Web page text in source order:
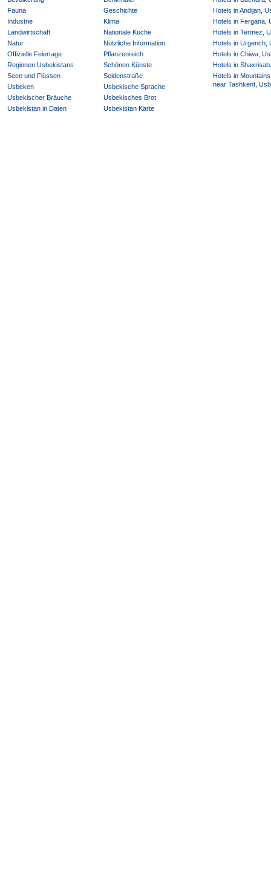
Fauna
Geschichte
Industrie
Klima
Landwirtschaft
Nationale Küche
Natur
Nützliche Information
Offizielle Feiertage
Pflanzenreich
Regionen Usbekistans
Schönen Künste
Seen und Flüssen
Seidenstraße
Usbeken
Usbekische Sprache
Usbekischer Bräuche
Usbekisches Brot
Usbekistan in Daten
Usbekistan Karte
Hotels in Andijan,
Hotels in Fergana,
Hotels in Termez,
Hotels in Urgench,
Hotels in Chiwa,
Hotels in
Hotels in
near Tashkent,